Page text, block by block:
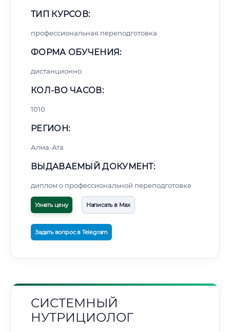
ТИП КУРСОВ:
профессиональная переподготовка
ФОРМА ОБУЧЕНИЯ:
дистанционно
КОЛ-ВО ЧАСОВ:
1010
РЕГИОН:
Алма-Ата
ВЫДАВАЕМЫЙ ДОКУМЕНТ:
диплом о профессиональной переподготовке
Узнать цену Написать в Max
Задать вопрос в Telegram
СИСТЕМНЫЙ
НУТРИЦИОЛОГ